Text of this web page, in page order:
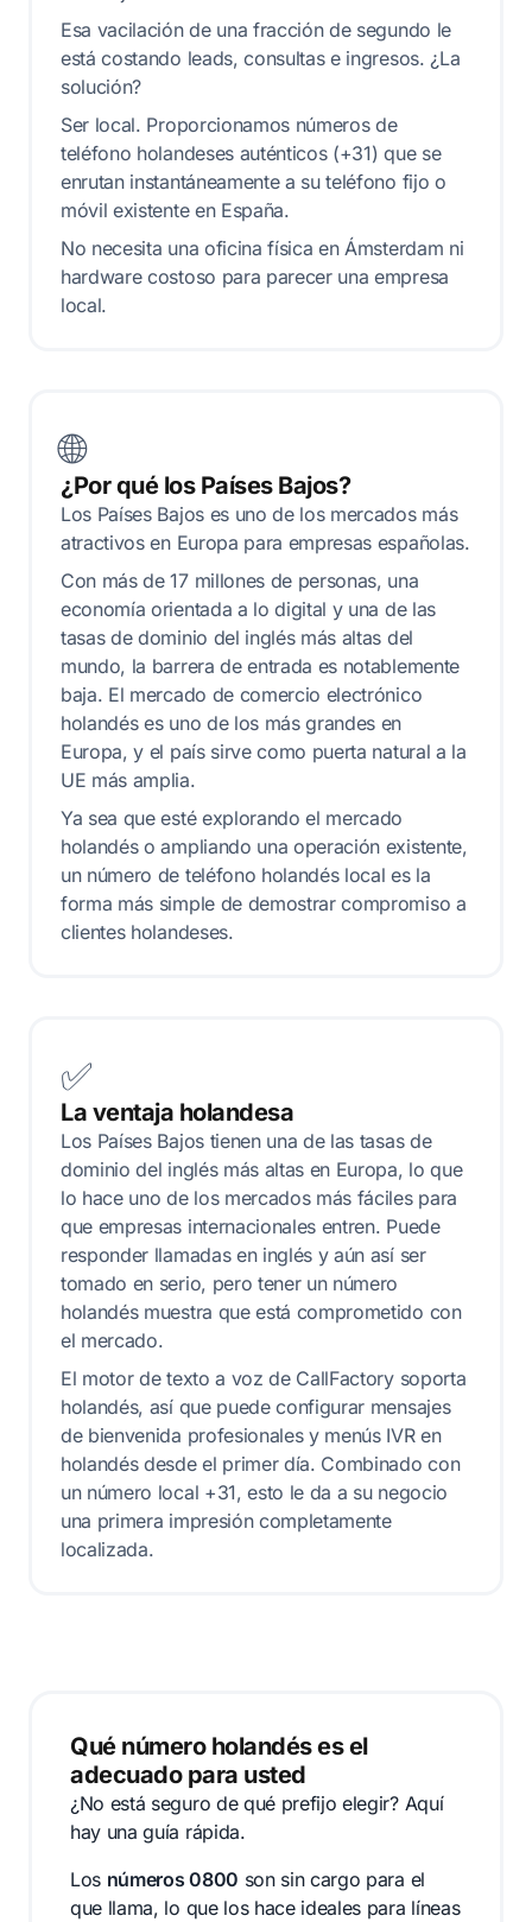
Esa vacilación de una fracción de segundo le
está costando leads, consultas e ingresos. ¿La
solución?
Ser local. Proporcionamos números de
teléfono holandeses auténticos (+31) que se
enrutan instantáneamente a su teléfono fijo o
móvil existente en España.
No necesita una oficina física en Ámsterdam ni
hardware costoso para parecer una empresa
local.
🌐
¿Por qué los Países Bajos?
Los Países Bajos es uno de los mercados más
atractivos en Europa para empresas españolas.
Con más de 17 millones de personas, una
economía orientada a lo digital y una de las
tasas de dominio del inglés más altas del
mundo, la barrera de entrada es notablemente
baja. El mercado de comercio electrónico
holandés es uno de los más grandes en
Europa, y el país sirve como puerta natural a la
UE más amplia.
Ya sea que esté explorando el mercado
holandés o ampliando una operación existente,
un número de teléfono holandés local es la
forma más simple de demostrar compromiso a
clientes holandeses.
✅
La ventaja holandesa
Los Países Bajos tienen una de las tasas de
dominio del inglés más altas en Europa, lo que
lo hace uno de los mercados más fáciles para
que empresas internacionales entren. Puede
responder llamadas en inglés y aún así ser
tomado en serio, pero tener un número
holandés muestra que está comprometido con
el mercado.
El motor de texto a voz de CallFactory soporta
holandés, así que puede configurar mensajes
de bienvenida profesionales y menús IVR en
holandés desde el primer día. Combinado con
un número local +31, esto le da a su negocio
una primera impresión completamente
localizada.
Qué número holandés es el
adecuado para usted
¿No está seguro de qué prefijo elegir? Aquí
hay una guía rápida.
Los números 0800 son sin cargo para el
que llama, lo que los hace ideales para líneas